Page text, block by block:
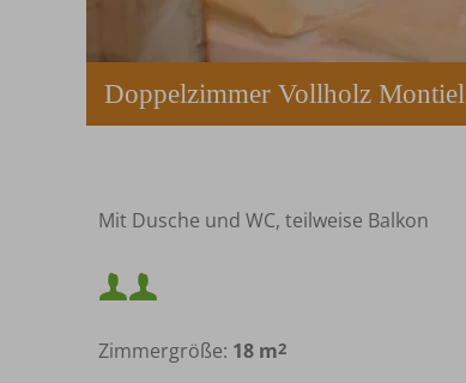
Doppelzimmer Vollholz Montiel
Mit Dusche und WC, teilweise Balkon
Mindestbelegung:
Maximalbelegung:
Zimmergröße: 18 m2